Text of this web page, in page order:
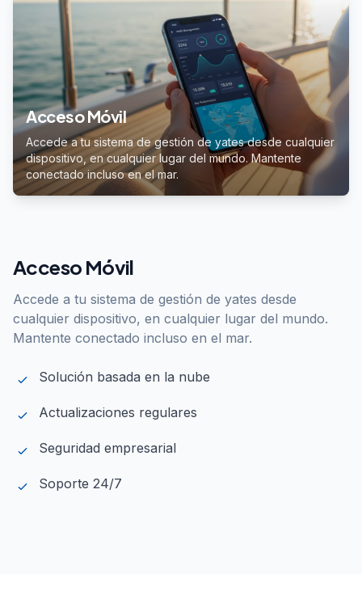
Acceso Móvil
Accede a tu sistema de gestión de yates desde
cualquier dispositivo, en cualquier lugar del mundo.
Mantente conectado incluso en el mar.
Solución basada en la nube
Actualizaciones regulares
Seguridad empresarial
Soporte 24/7
Acceso Móvil
Accede a tu sistema de gestión de yates desde cualquier
dispositivo, en cualquier lugar del mundo. Mantente
conectado incluso en el mar.